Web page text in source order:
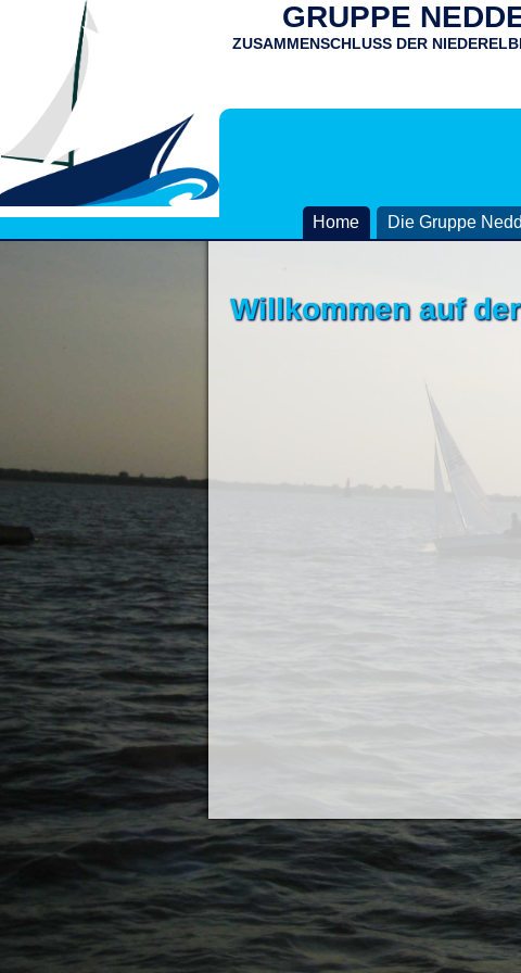
GRUPPE
ZUSAMMENSCHLUSS DER
Home Die Gruppe
Willkommen auf